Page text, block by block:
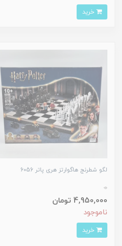
لگو شطرنج هاگوارتز هری پاتر 6056
0
4,950,000 تومان
ناموجود